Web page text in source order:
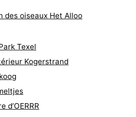
des oiseaux Het Alloo
Texel
Kogerstrand
d’OERRR